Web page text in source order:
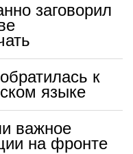
заговорил
к
языке
важное
на фронте